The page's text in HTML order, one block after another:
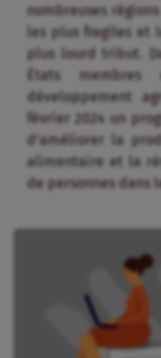
nombreuses
les plus fragiles et
plus lourd tribut.
États
développement
février 2024 un
d’améliorer la
alimentaire et la
de personnes dans